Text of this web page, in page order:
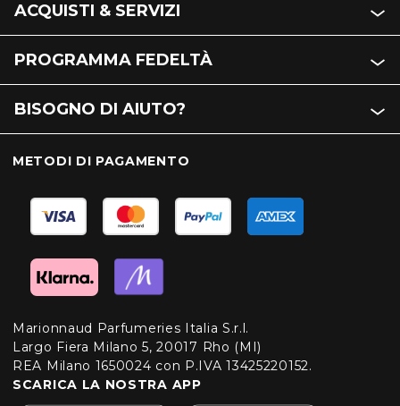
ACQUISTI & SERVIZI
PROGRAMMA FEDELTÀ
BISOGNO DI AIUTO?
METODI DI PAGAMENTO
Marionnaud Parfumeries Italia S.r.l.
Largo Fiera Milano 5, 20017 Rho (MI)
REA Milano 1650024 con P.IVA 13425220152.
SCARICA LA NOSTRA APP